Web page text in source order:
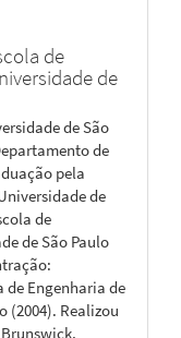
de
de
de São
de
pela
de
de
de São Paulo
de Engenharia de
(2004). Realizou